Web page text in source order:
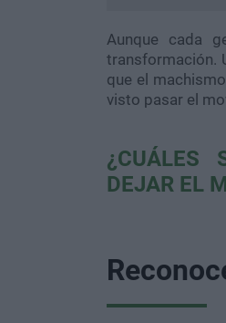
Aunque cada
transformación.
que el
visto pasar el
¿CUÁLES
DEJAR EL